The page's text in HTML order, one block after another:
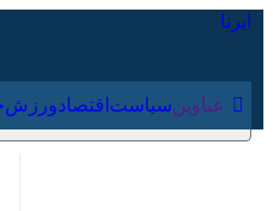
عناوین‌ سیاست اقتصاد